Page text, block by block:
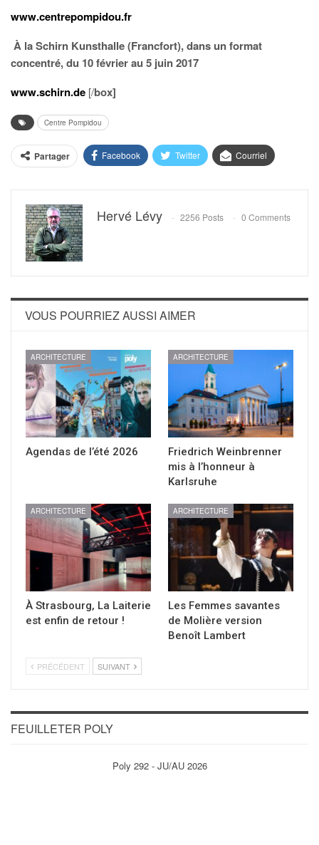
www.centrepompidou.fr
À la Schirn Kunsthalle (Francfort), dans un format
concentré, du 10 février au 5 juin 2017
www.schirn.de [/box]
Centre Pompidou
Partager Facebook Twitter Courriel
Hervé Lévy 2256 Posts 0 Comments
VOUS POURRIEZ AUSSI AIMER
ARCHITECTURE
Agendas de l’été 2026
ARCHITECTURE
Friedrich Weinbrenner
mis à l’honneur à
Karlsruhe
ARCHITECTURE
À Strasbourg, La Laiterie
est enfin de retour !
ARCHITECTURE
Les Femmes savantes
de Molière version
Benoît Lambert
PRÉCÉDENT SUIVANT
FEUILLETER POLY
Poly 292 - JU/AU 2026